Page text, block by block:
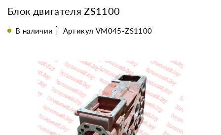
Блок двигателя ZS1100
В наличии Артикул VM045-ZS1100